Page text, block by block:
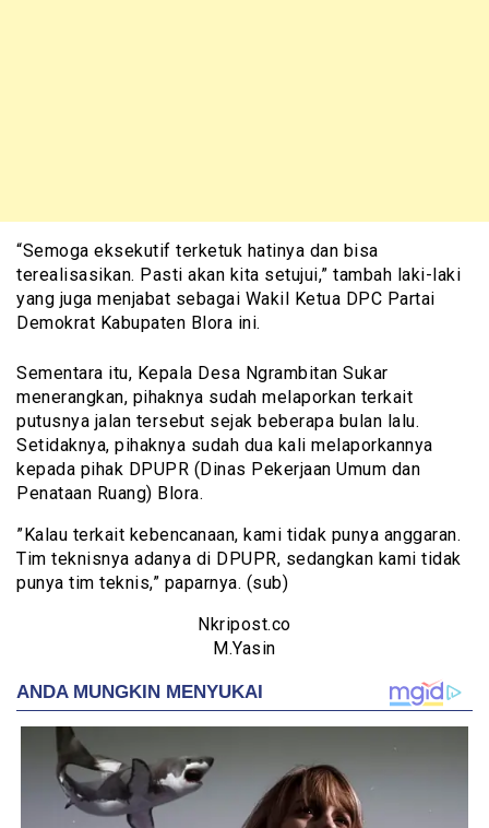
“Semoga eksekutif terketuk hatinya dan bisa
terealisasikan. Pasti akan kita setujui,” tambah laki-laki
yang juga menjabat sebagai Wakil Ketua DPC Partai
Demokrat Kabupaten Blora ini.
Sementara itu, Kepala Desa Ngrambitan Sukar
menerangkan, pihaknya sudah melaporkan terkait
putusnya jalan tersebut sejak beberapa bulan lalu.
Setidaknya, pihaknya sudah dua kali melaporkannya
kepada pihak DPUPR (Dinas Pekerjaan Umum dan
Penataan Ruang) Blora.
”Kalau terkait kebencanaan, kami tidak punya anggaran.
Tim teknisnya adanya di DPUPR, sedangkan kami tidak
punya tim teknis,” paparnya. (sub)
Nkripost.co
M.Yasin